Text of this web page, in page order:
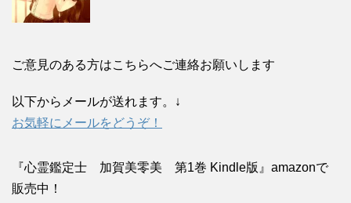
ご意見のある方はこちらへご連絡お願いします
以下からメールが送れます。↓
お気軽にメールをどうぞ！
『心霊鑑定士 加賀美零美 第1巻 Kindle版』amazonで
販売中！